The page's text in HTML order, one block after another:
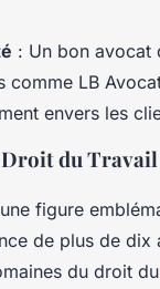
: Un bon avocat
comme LB
envers les
du
figure
de plus de
du droit